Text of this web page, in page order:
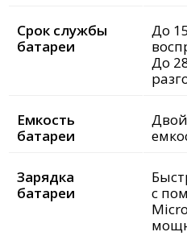
Срок службы
батареи
До
До
Емкость
батареи
Зарядка
батареи
с